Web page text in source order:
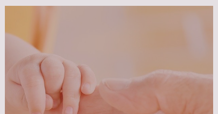
Säuglingspflegekurs
Der Kurs bietet die Möglichkeit, einen Eindruck vom
Handling und der Pflege des Neugeborenen zu bekommen.
Themen sind z.B. das Halten, Wickeln, Baden, die